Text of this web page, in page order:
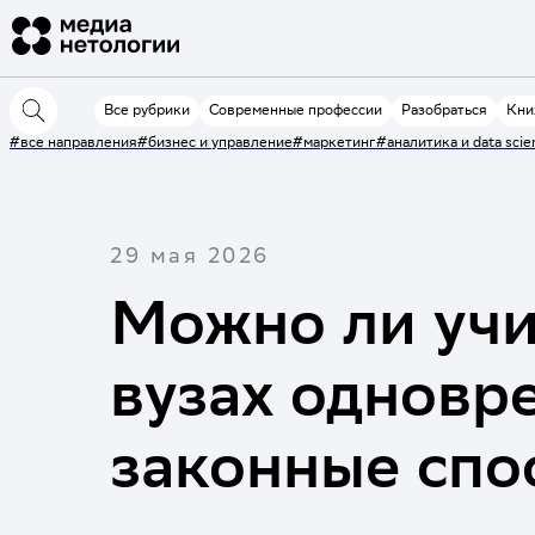
Все рубрики Современные профессии Разобраться
#все направления#бизнес и управление#маркетинг#аналитика и data
29 мая 2026
Можно ли
вузах
законные